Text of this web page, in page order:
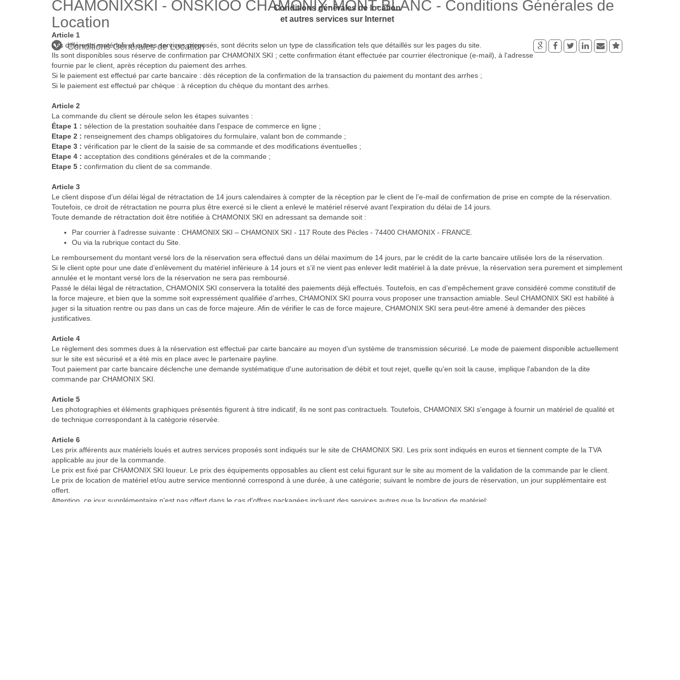
CHAMONIXSKI - ONSKIOO CHAMONIX-MONT-BLANC - Conditions Générales de
Location
Conditions Générales de Location
Conditions générales de location
et autres services sur Internet
Article 1
Les différents matériels et autres services proposés, sont décrits selon un type de classification tels que détaillés sur les pages du site.
Ils sont disponibles sous réserve de confirmation par CHAMONIX SKI ; cette confirmation étant effectuée par courrier électronique (e-mail), à l'adresse
fournie par le client, après réception du paiement des arrhes.
Si le paiement est effectué par carte bancaire : dès réception de la confirmation de la transaction du paiement du montant des arrhes ;
Si le paiement est effectué par chèque : à réception du chèque du montant des arrhes.
Article 2
La commande du client se déroule selon les étapes suivantes :
Étape 1 : sélection de la prestation souhaitée dans l'espace de commerce en ligne ;
Etape 2 : renseignement des champs obligatoires du formulaire, valant bon de commande ;
Etape 3 : vérification par le client de la saisie de sa commande et des modifications éventuelles ;
Etape 4 : acceptation des conditions générales et de la commande ;
Etape 5 : confirmation du client de sa commande.
Article 3
Le client dispose d'un délai légal de rétractation de 14 jours calendaires à compter de la réception par le client de l’e-mail de confirmation de prise en compte de la réservation.
Toutefois, ce droit de rétractation ne pourra plus être exercé si le client a enlevé le matériel réservé avant l'expiration du délai de 14 jours.
Toute demande de rétractation doit être notifiée à CHAMONIX SKI en adressant sa demande soit :
Par courrier à l'adresse suivante : CHAMONIX SKI – CHAMONIX SKI - 117 Route des Pècles - 74400 CHAMONIX - FRANCE.
Ou via la rubrique contact du Site.
Le remboursement du montant versé lors de la réservation sera effectué dans un délai maximum de 14 jours, par le crédit de la carte bancaire utilisée lors de la réservation.
Si le client opte pour une date d’enlèvement du matériel inférieure à 14 jours et s’il ne vient pas enlever ledit matériel à la date prévue, la réservation sera purement et simplement
annulée et le montant versé lors de la réservation ne sera pas remboursé.
Passé le délai légal de rétractation, CHAMONIX SKI conservera la totalité des paiements déjà effectués. Toutefois, en cas d’empêchement grave considéré comme constitutif de
la force majeure, et bien que la somme soit expressément qualifiée d’arrhes, CHAMONIX SKI pourra vous proposer une transaction amiable. Seul CHAMONIX SKI est habilité à
juger si la situation rentre ou pas dans un cas de force majeure. Afin de vérifier le cas de force majeure, CHAMONIX SKI sera peut-être amené à demander des pièces
justificatives.
Article 4
Le règlement des sommes dues à la réservation est effectué par carte bancaire au moyen d'un système de transmission sécurisé. Le mode de paiement disponible actuellement
sur le site est sécurisé et a été mis en place avec le partenaire payline.
Tout paiement par carte bancaire déclenche une demande systématique d'une autorisation de débit et tout rejet, quelle qu'en soit la cause, implique l'abandon de la dite
commande par CHAMONIX SKI.
Article 5
Les photographies et éléments graphiques présentés figurent à titre indicatif, ils ne sont pas contractuels. Toutefois, CHAMONIX SKI s'engage à fournir un matériel de qualité et
de technique correspondant à la catégorie réservée.
Article 6
Les prix afférents aux matériels loués et autres services proposés sont indiqués sur le site de CHAMONIX SKI. Les prix sont indiqués en euros et tiennent compte de la TVA
applicable au jour de la commande.
Le prix est fixé par CHAMONIX SKI loueur. Le prix des équipements opposables au client est celui figurant sur le site au moment de la validation de la commande par le client.
Le prix de location de matériel et/ou autre service mentionné correspond à une durée, à une catégorie; suivant le nombre de jours de réservation, un jour supplémentaire est
offert.
Attention, ce jour supplémentaire n'est pas offert dans le cas d'offres packagées incluant des services autres que la location de matériel;